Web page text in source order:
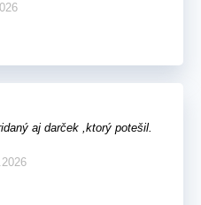
aj darček ,ktorý potešil.